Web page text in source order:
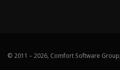
© 2011 – 2026, Comfort Software Group,